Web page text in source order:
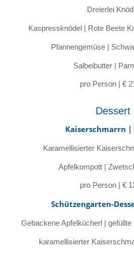
Dreierlei
Kaspressknödel | Rote Beete
Pfannengemüse |
Salbeibutter |
pro Person | €
Dessert
Kaiserschmarrn |
Karamellisierter
Apfelkompott |
pro Person | €
Schützengarten-
Gebackene Apfelkücherl | gefüllte
karamellisierter